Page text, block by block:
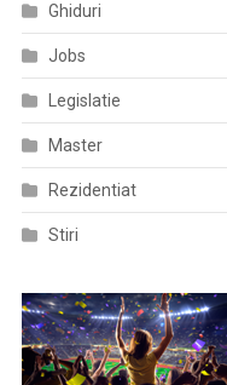
Ghiduri
Jobs
Legislatie
Master
Rezidentiat
Stiri